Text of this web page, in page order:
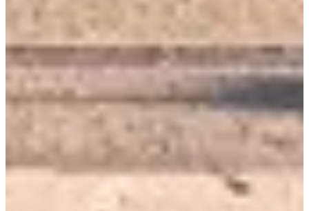
km
19:00
Moins de 5 km